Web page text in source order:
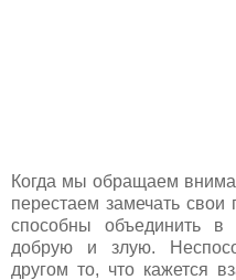
Когда мы обращаем
перестаем замечать
способны объединить
добрую и злую.
другом то, что кажется